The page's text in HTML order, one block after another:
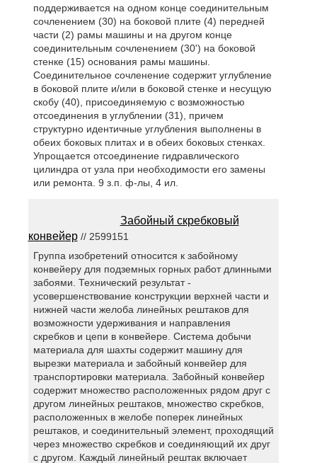
поддерживается на одном конце соединительным
сочленением (30) на боковой плите (4) передней
части (2) рамы машины и на другом конце
соединительным сочленением (30') на боковой
стенке (15) основания рамы машины.
Соединительное сочленение содержит углубление
в боковой плите и/или в боковой стенке и несущую
скобу (40), присоединяемую с возможностью
отсоединения в углублении (31), причем
структурно идентичные углубления выполнены в
обеих боковых плитах и в обеих боковых стенках.
Упрощается отсоединение гидравлического
цилиндра от узла при необходимости его замены
или ремонта. 9 з.п. ф-лы, 4 ил.
Забойный скребковый
конвейер// 2599151
Группа изобретений относится к забойному
конвейеру для подземных горных работ длинными
забоями. Технический результат -
усовершенствование конструкции верхней части и
нижней части желоба линейных рештаков для
возможности удерживания и направления
скребков и цепи в конвейере. Система добычи
материала для шахты содержит машину для
вырезки материала и забойный конвейер для
транспортировки материала. Забойный конвейер
содержит множество расположенных рядом друг с
другом линейных рештаков, множество скребков,
расположенных в желобе поперек линейных
рештаков, и соединительный элемент, проходящий
через множество скребков и соединяющий их друг
с другом. Каждый линейный рештак включает